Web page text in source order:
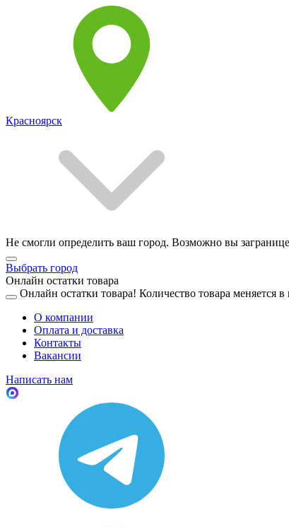
Красноярск
Не смогли определить ваш город. Возможно вы
Выбрать город
Онлайн остатки товара
Онлайн остатки товара! Количество товара меняется
О компании
Оплата и доставка
Контакты
Вакансии
Написать нам